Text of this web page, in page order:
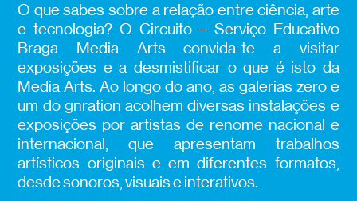
O que sabes sobre a relação entre ciência, arte
e tecnologia? O Circuito – Serviço Educativo
Braga Media Arts convida-te a visitar
exposições e a desmistificar o que é isto da
Media Arts. Ao longo do ano, as galerias zero e
um do gnration acolhem diversas instalações e
exposições por artistas de renome nacional e
internacional, que apresentam trabalhos
artísticos originais e em diferentes formatos,
desde sonoros, visuais e interativos.